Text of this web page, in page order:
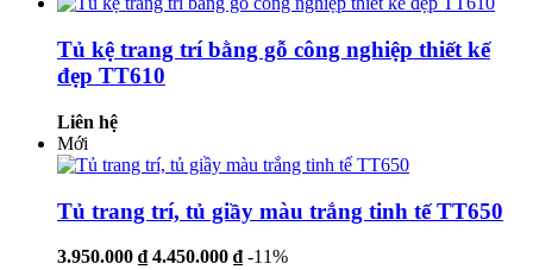
Tủ kệ trang trí bằng gỗ công nghiệp thiết kế
đẹp TT610
Liên hệ
Mới
Tủ trang trí, tủ giầy màu trắng tinh tế TT650
3.950.000 ₫ 4.450.000 ₫ -11%